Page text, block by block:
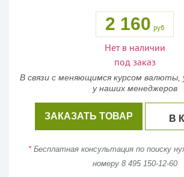
2 160 руб
Нет в наличии
под заказ
В связи с меняющимся курсом валюты,
у наших менеджеров
ЗАКАЗАТЬ ТОВАР В
*Бесплатная консультация по поиску
номеру 8 495 150-12-60